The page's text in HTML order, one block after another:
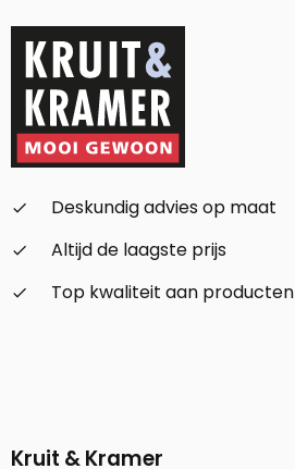
check_small
Deskundig advies op maat
check_small
Altijd de laagste prijs
check_small
Top kwaliteit aan producten
Kruit & Kramer